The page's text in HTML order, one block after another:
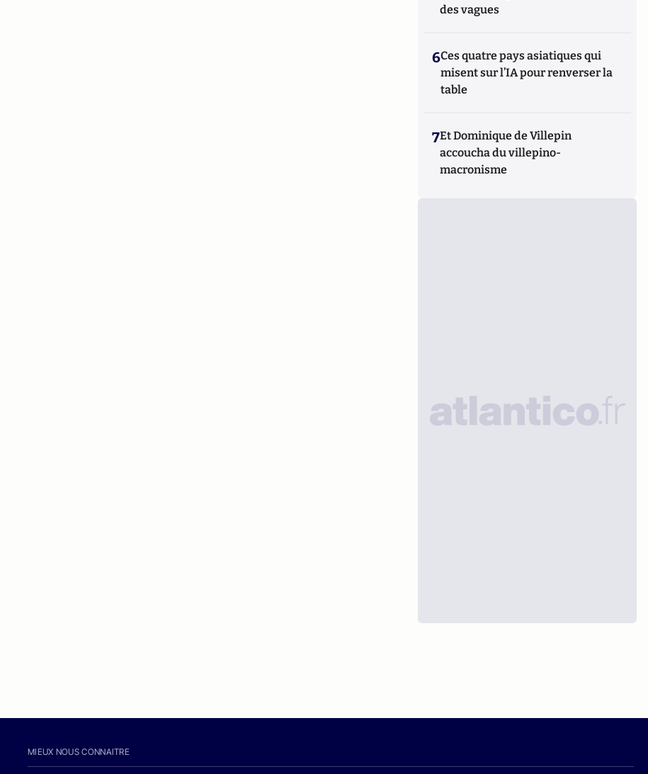
des vagues
6Ces quatre pays asiatiques qui
misent sur l’IA pour renverser la
table
7Et Dominique de Villepin
accoucha du villepino-
macronisme
MIEUX NOUS CONNAITRE